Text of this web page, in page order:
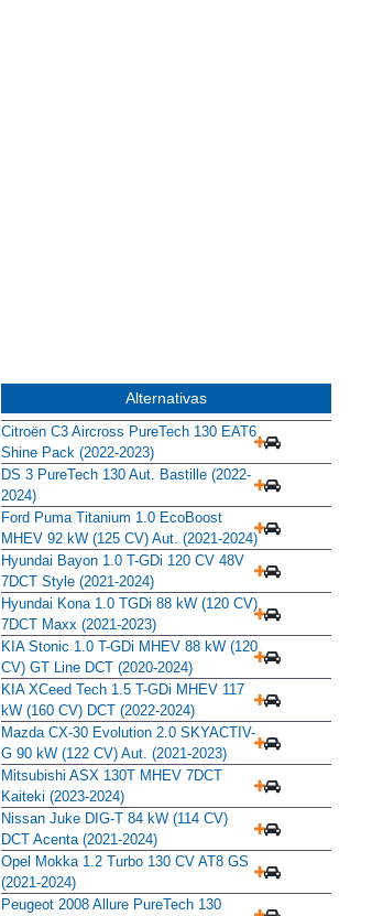
Alternativas
Citroën C3 Aircross PureTech 130 EAT6
Shine Pack (2022-2023)
DS 3 PureTech 130 Aut. Bastille (2022-
2024)
Ford Puma Titanium 1.0 EcoBoost
MHEV 92 kW (125 CV) Aut. (2021-2024)
Hyundai Bayon 1.0 T-GDi 120 CV 48V
7DCT Style (2021-2024)
Hyundai Kona 1.0 TGDi 88 kW (120 CV)
7DCT Maxx (2021-2023)
KIA Stonic 1.0 T-GDi MHEV 88 kW (120
CV) GT Line DCT (2020-2024)
KIA XCeed Tech 1.5 T-GDi MHEV 117
kW (160 CV) DCT (2022-2024)
Mazda CX-30 Evolution 2.0 SKYACTIV-
G 90 kW (122 CV) Aut. (2021-2023)
Mitsubishi ASX 130T MHEV 7DCT
Kaiteki (2023-2024)
Nissan Juke DIG-T 84 kW (114 CV)
DCT Acenta (2021-2024)
Opel Mokka 1.2 Turbo 130 CV AT8 GS
(2021-2024)